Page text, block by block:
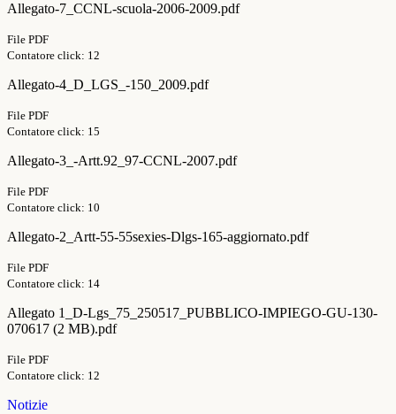
Allegato-7_CCNL-scuola-2006-2009.pdf
File PDF
Contatore click: 12
Allegato-4_D_LGS_-150_2009.pdf
File PDF
Contatore click: 15
Allegato-3_-Artt.92_97-CCNL-2007.pdf
File PDF
Contatore click: 10
Allegato-2_Artt-55-55sexies-Dlgs-165-aggiornato.pdf
File PDF
Contatore click: 14
Allegato 1_D-Lgs_75_250517_PUBBLICO-IMPIEGO-GU-130-
070617 (2 MB).pdf
File PDF
Contatore click: 12
Notizie